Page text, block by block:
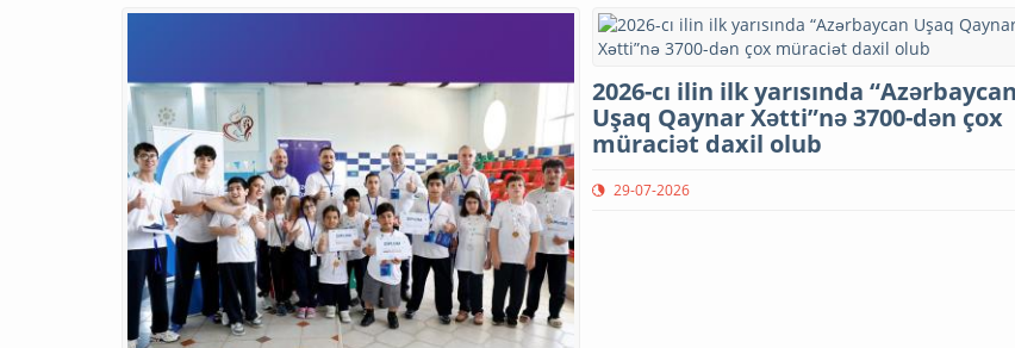
2026-cı ilin ilk yarısında “Azərbaycan
Uşaq Qaynar Xətti”nə 3700-dən çox
müraciət daxil olub
29-07-2026